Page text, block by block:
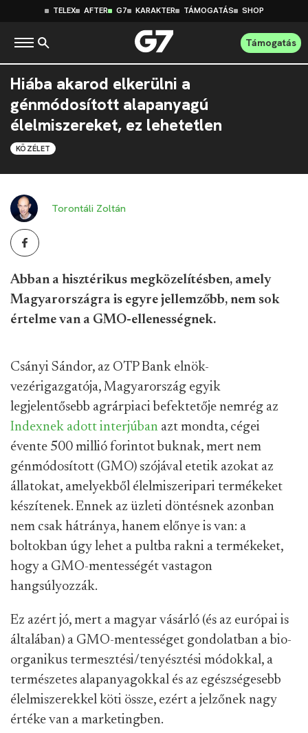
TELEX AFTER G7 KARAKTER TÁMOGATÁS SHOP
Támogatás
Hiába akarod elkerülni a
génmódosított alapanyagú
élelmiszereket, ez lehetetlen
KÖZÉLET
Torontáli Zoltán
Abban a hisztérikus megközelítésben, amely
Magyarországra is egyre jellemzőbb, nem sok
értelme van a GMO-ellenességnek.
Csányi Sándor, az OTP Bank elnök-
vezérigazgatója, Magyarország egyik
legjelentősebb agrárpiaci befektetője nemrég az
Indexnek adott interjúban azt mondta, cégei
évente 500 millió forintot buknak, mert nem
génmódosított (GMO) szójával etetik azokat az
állatokat, amelyekből élelmiszeripari termékeket
készítenek. Ennek az üzleti döntésnek azonban
nem csak hátránya, hanem előnye is van: a
boltokban úgy lehet a pultba rakni a termékeket,
hogy a GMO-mentességét vastagon
hangsúlyozzák.
Ez azért jó, mert a magyar vásárló (és az európai is
általában) a GMO-mentességet gondolatban a bio-
organikus termesztési/tenyésztési módokkal, a
természetes alapanyagokkal és az egészségesebb
élelmiszerekkel köti össze, ezért a jelzőnek nagy
értéke van a marketingben.